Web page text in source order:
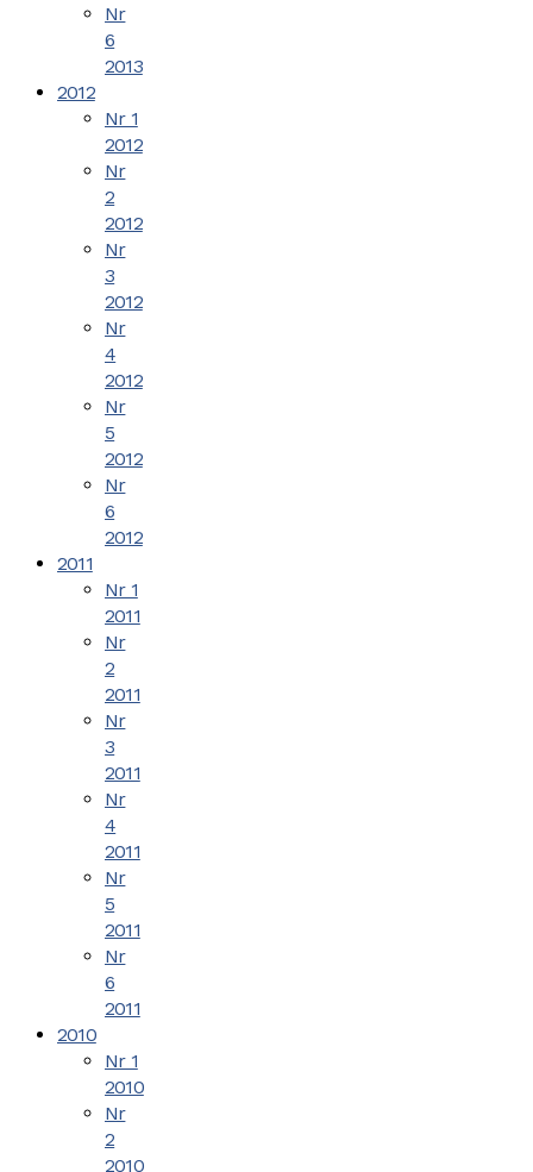
Nr
6
2013
2012
Nr 1
2012
Nr
2
2012
Nr
3
2012
Nr
4
2012
Nr
5
2012
Nr
6
2012
2011
Nr 1
2011
Nr
2
2011
Nr
3
2011
Nr
4
2011
Nr
5
2011
Nr
6
2011
2010
Nr 1
2010
Nr
2
2010